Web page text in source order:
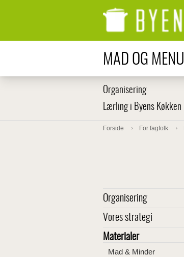
MAD OG MENU
Organisering
Lærling i Byens Køkken
Forside For fagfolk
Organisering
Vores strategi
Materialer
Mad & Minder